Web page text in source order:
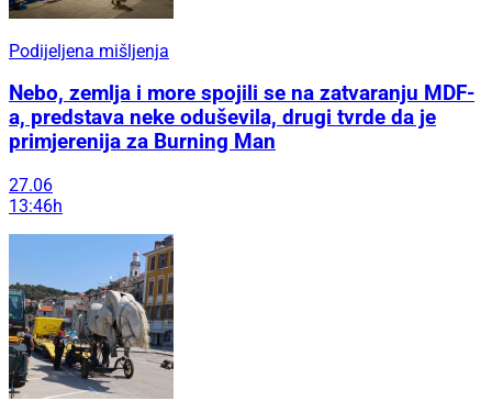
Podijeljena mišljenja
Nebo, zemlja i more spojili se na zatvaranju MDF-
a, predstava neke oduševila, drugi tvrde da je
primjerenija za Burning Man
27.06
13:46h